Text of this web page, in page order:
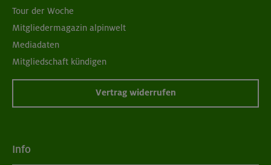
Tour der Woche
Mitgliedermagazin alpinwelt
Mediadaten
Mitgliedschaft kündigen
Vertrag widerrufen
Info